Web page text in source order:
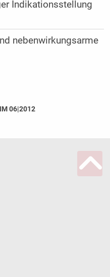
Indikationsstellung
nebenwirkungsarme
06|2012